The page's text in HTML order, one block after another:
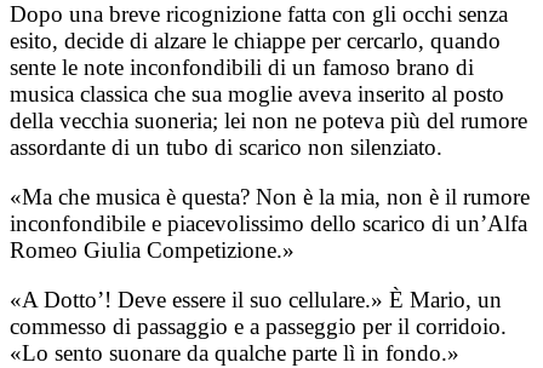
Dopo una breve ricognizione fatta con gli occhi senza
esito, decide di alzare le chiappe per cercarlo, quando
sente le note inconfondibili di un famoso brano di
musica classica che sua moglie aveva inserito al posto
della vecchia suoneria; lei non ne poteva più del rumore
assordante di un tubo di scarico non silenziato.
«Ma che musica è questa? Non è la mia, non è il rumore
inconfondibile e piacevolissimo dello scarico di un’Alfa
Romeo Giulia Competizione.»
«A Dotto’! Deve essere il suo cellulare.» È Mario, un
commesso di passaggio e a passeggio per il corridoio.
«Lo sento suonare da qualche parte lì in fondo.»